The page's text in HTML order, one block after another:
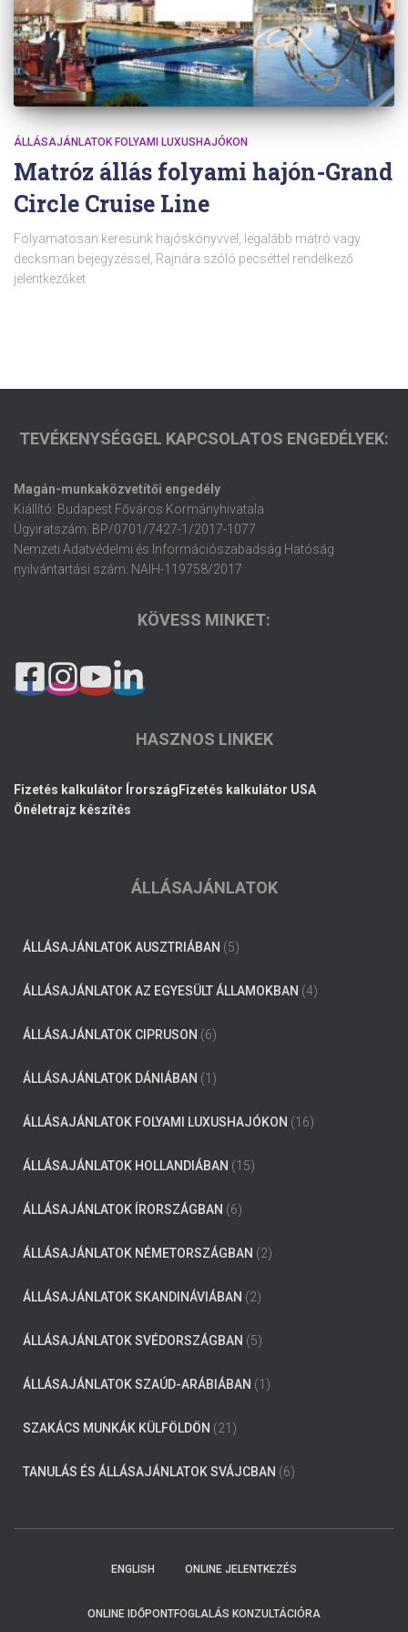
ÁLLÁSAJÁNLATOK FOLYAMI LUXUSHAJÓKON
Matróz állás folyami hajón-Grand
Circle Cruise Line
Folyamatosan keresünk hajóskönyvvel, legalább matró vagy
decksman bejegyzéssel, Rajnára szóló pecséttel rendelkező
jelentkezőket
TEVÉKENYSÉGGEL KAPCSOLATOS ENGEDÉLYEK:
Magán-munkaközvetítői engedély
Kiállító: Budapest Főváros Kormányhivatala
Ügyiratszám: BP/0701/7427-1/2017-1077
Nemzeti Adatvédelmi és Információszabadság Hatóság
nyilvántartási szám: NAIH-119758/2017
KÖVESS MINKET:
HASZNOS LINKEK
Fizetés kalkulátor Írország Fizetés kalkulátor USA
Önéletrajz készítés
ÁLLÁSAJÁNLATOK
ÁLLÁSAJÁNLATOK AUSZTRIÁBAN (5)
ÁLLÁSAJÁNLATOK AZ EGYESÜLT ÁLLAMOKBAN (4)
ÁLLÁSAJÁNLATOK CIPRUSON (6)
ÁLLÁSAJÁNLATOK DÁNIÁBAN (1)
ÁLLÁSAJÁNLATOK FOLYAMI LUXUSHAJÓKON (16)
ÁLLÁSAJÁNLATOK HOLLANDIÁBAN (15)
ÁLLÁSAJÁNLATOK ÍRORSZÁGBAN (6)
ÁLLÁSAJÁNLATOK NÉMETORSZÁGBAN (2)
ÁLLÁSAJÁNLATOK SKANDINÁVIÁBAN (2)
ÁLLÁSAJÁNLATOK SVÉDORSZÁGBAN (5)
ÁLLÁSAJÁNLATOK SZAÚD-ARÁBIÁBAN (1)
SZAKÁCS MUNKÁK KÜLFÖLDÖN (21)
TANULÁS ÉS ÁLLÁSAJÁNLATOK SVÁJCBAN (6)
ENGLISH ONLINE JELENTKEZÉS
ONLINE IDŐPONTFOGLALÁS KONZULTÁCIÓRA